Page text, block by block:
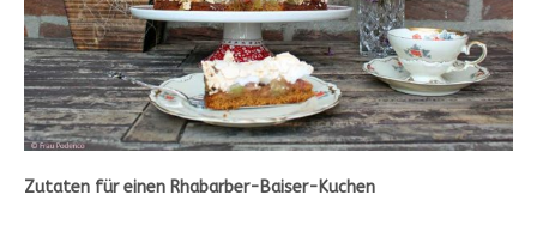
Zutaten für einen Rhabarber-Baiser-Kuchen